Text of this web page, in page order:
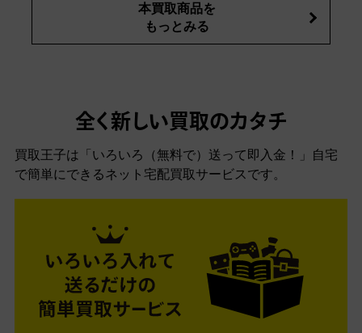
本買取商品を
もっとみる
全く新しい買取のカタチ
買取王子は「いろいろ（無料で）送って即入金！」自宅
で簡単にできるネット宅配買取サービスです。